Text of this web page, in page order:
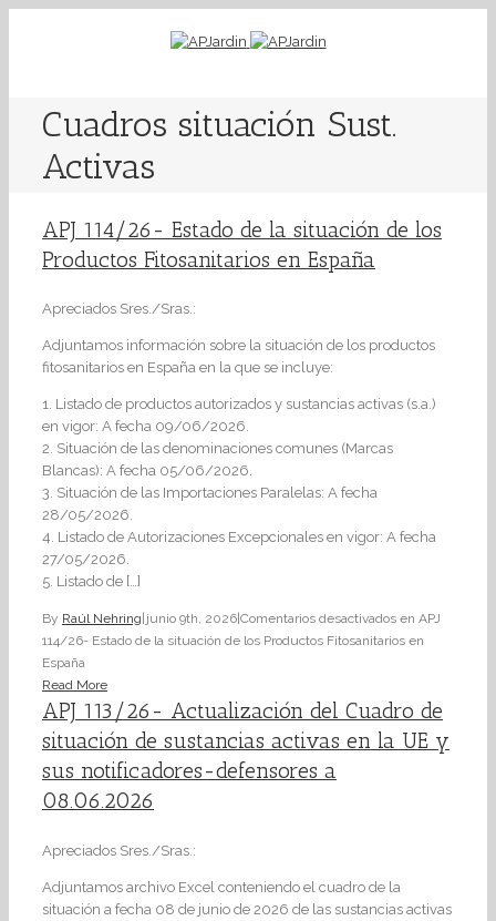
Cuadros situación Sust.
Activas
APJ 114/26- Estado de la situación de los
Productos Fitosanitarios en España
Apreciados Sres./Sras.:
Adjuntamos información sobre la situación de los productos
fitosanitarios en España en la que se incluye:
1. Listado de productos autorizados y sustancias activas (s.a.)
en vigor: A fecha 09/06/2026.
2. Situación de las denominaciones comunes (Marcas
Blancas): A fecha 05/06/2026.
3. Situación de las Importaciones Paralelas: A fecha
28/05/2026.
4. Listado de Autorizaciones Excepcionales en vigor: A fecha
27/05/2026.
5. Listado de […]
By Raúl Nehring junio 9th, 2026 Comentarios desactivados en APJ
114/26- Estado de la situación de los Productos Fitosanitarios en
España
Read More
APJ 113/26- Actualización del Cuadro de
situación de sustancias activas en la UE y
sus notificadores-defensores a
08.06.2026
Apreciados Sres./Sras.:
Adjuntamos archivo Excel conteniendo el cuadro de la
situación a fecha 08 de junio de 2026 de las sustancias activas